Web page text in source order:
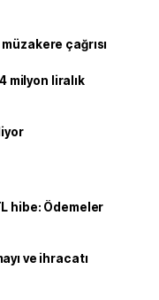
çağrısı
milyon liralık
hibe: Ödemeler
ve ihracatı